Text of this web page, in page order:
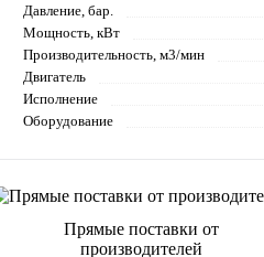
Давление, бар.
Мощность, кВт
Производительность, м3/мин
Двигатель
Исполнение
Оборудование
Прямые поставки от
производителей